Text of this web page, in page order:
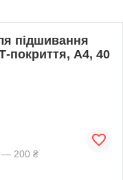
підшивання
покриття, А4, 40
— 200 ₴